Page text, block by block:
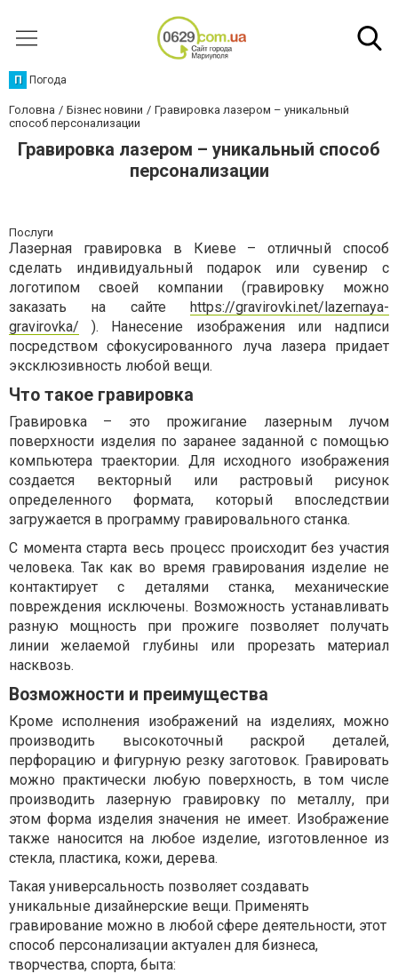
П Погода
Головна Бізнес новини
Гравировка лазером – уникальный
способ персонализации
Гравировка лазером – уникальный способ
персонализации
Послуги
Лазерная гравировка в Киеве – отличный способ
сделать индивидуальный подарок или сувенир с
логотипом своей компании (гравировку можно
заказать на сайте https://gravirovki.net/lazernaya-
gravirovka/ ). Нанесение изображения или надписи
посредством сфокусированного луча лазера придает
эксклюзивность любой вещи.
Что такое гравировка
Гравировка – это прожигание лазерным лучом
поверхности изделия по заранее заданной с помощью
компьютера траектории. Для исходного изображения
создается векторный или растровый рисунок
определенного формата, который впоследствии
загружается в программу гравировального станка.
С момента старта весь процесс происходит без участия
человека. Так как во время гравирования изделие не
контактирует с деталями станка, механические
повреждения исключены. Возможность устанавливать
разную мощность при прожиге позволяет получать
линии желаемой глубины или прорезать материал
насквозь.
Возможности и преимущества
Кроме исполнения изображений на изделиях, можно
производить высокоточный раскрой деталей,
перфорацию и фигурную резку заготовок. Гравировать
можно практически любую поверхность, в том числе
производить лазерную гравировку по металлу, при
этом форма изделия значения не имеет. Изображение
также наносится на любое изделие, изготовленное из
стекла, пластика, кожи, дерева.
Такая универсальность позволяет создавать
уникальные дизайнерские вещи. Применять
гравирование можно в любой сфере деятельности, этот
способ персонализации актуален для бизнеса,
творчества, спорта, быта: